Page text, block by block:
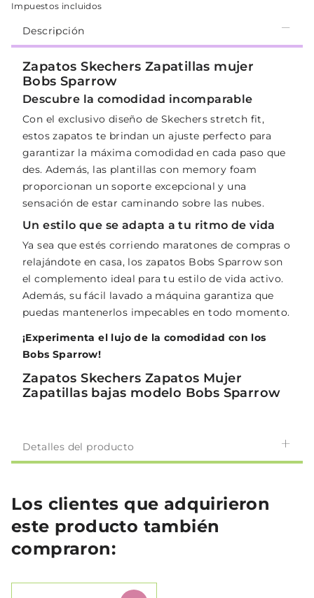
Impuestos incluidos
Descripción
Zapatos Skechers Zapatillas mujer
Bobs Sparrow
Descubre la comodidad incomparable
Con el exclusivo diseño de Skechers stretch fit,
estos zapatos te brindan un ajuste perfecto para
garantizar la máxima comodidad en cada paso que
des. Además, las plantillas con memory foam
proporcionan un soporte excepcional y una
sensación de estar caminando sobre las nubes.
Un estilo que se adapta a tu ritmo de vida
Ya sea que estés corriendo maratones de compras o
relajándote en casa, los zapatos Bobs Sparrow son
el complemento ideal para tu estilo de vida activo.
Además, su fácil lavado a máquina garantiza que
puedas mantenerlos impecables en todo momento.
¡Experimenta el lujo de la comodidad con los
Bobs Sparrow!
Zapatos Skechers Zapatos Mujer
Zapatillas bajas modelo Bobs Sparrow
Detalles del producto
Los clientes que adquirieron
este producto también
compraron: